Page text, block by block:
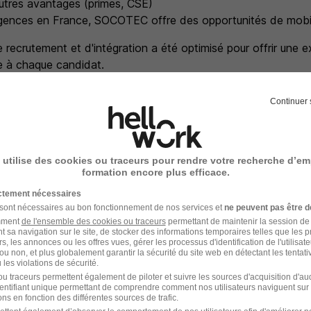
avantages (primes, CSE)
en France, SOCOTEC offre des opportunités de
recrutement et d'intégration a été optimisé pour offrir une
à chaque candidat.
l'égalité des chances, SOCOTEC France vous informe que
égales, aux candidatures de personnes en situation de
recrutement
peuvent varier selon l'offre à laquelle vous postulez.
téléphonique
avec un manager
Continuer
utilise des cookies ou traceurs pour rendre votre recherche
formation encore plus efficace.
nécessaires
nécessaires au bon fonctionnement de nos services et ne peuvent pas être
de l'ensemble des cookies ou traceurspermettant de maintenir la session
sa navigation sur le site, de stocker des informations temporaires telles que les
les annonces ou les offres vues, gérer les processus d'identification de
non, et plus globalement garantir la sécurité du site web en détectant les
violations de sécurité.
traceurs permettent également de piloter et suivre les sources d'acquisition
unique permettant de comprendre comment nos utilisateurs naviguent sur
en fonction des différentes sources de trafic.